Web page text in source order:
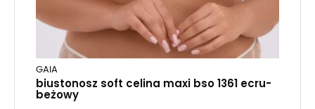
GAIA
biustonosz soft celina maxi bso 1361 ecru-
beżowy